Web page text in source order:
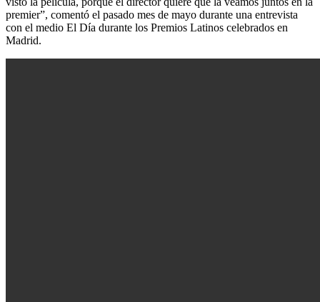
premier”, comentó el pasado mes de mayo durante una entrevista
con el medio El Día durante los Premios Latinos celebrados en
Madrid.